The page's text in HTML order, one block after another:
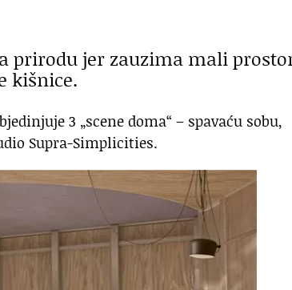
prirodu jer zauzima mali
kišnice.
3 „scene doma“ – spavaću sobu,
Supra-Simplicities.